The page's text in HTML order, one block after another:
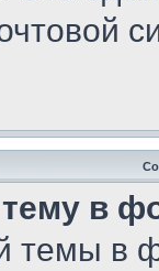
тему в
темы в